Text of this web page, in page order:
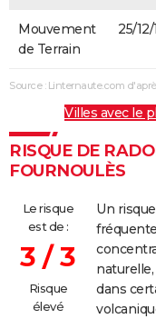
Mouvement
de Terrain
25/
Source : Linternaute.com
Villes avec le
RISQUE DE
FOURNOULÈS
Le risque
est de :
3 / 3
Risque
élevé
Un
dans